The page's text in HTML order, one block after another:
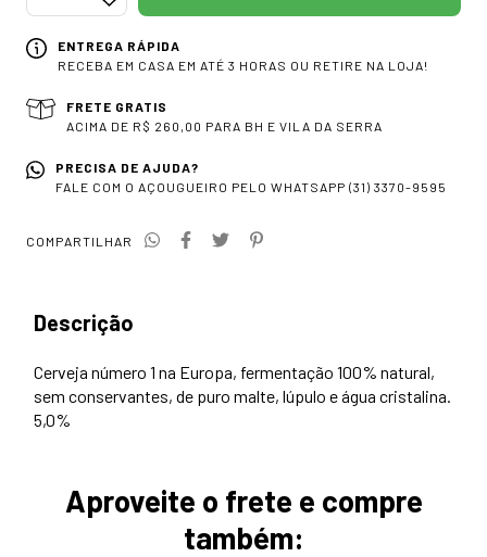
ENTREGA RÁPIDA
RECEBA EM CASA EM ATÉ 3 HORAS OU RETIRE NA LOJA!
FRETE GRATIS
ACIMA DE R$ 260,00 PARA BH E VILA DA SERRA
PRECISA DE AJUDA?
FALE COM O AÇOUGUEIRO PELO WHATSAPP (31) 3370-9595
COMPARTILHAR
Descrição
Cerveja número 1 na Europa, fermentação 100% natural,
sem conservantes, de puro malte, lúpulo e água cristalina.
5,0%
Aproveite o frete e compre
também: